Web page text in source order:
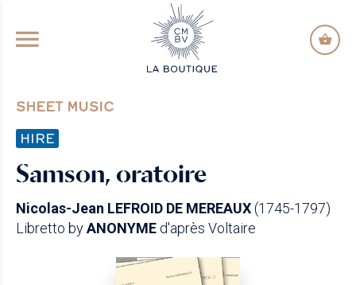
GO TO PRINCIPAL CONTENT
SHEET MUSIC
HIRE
Samson, oratoire
Nicolas-Jean LEFROID DE MEREAUX(1745-1797)
Libretto byANONYME d'après Voltaire